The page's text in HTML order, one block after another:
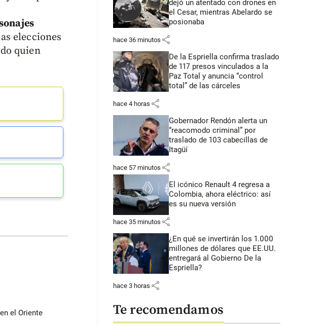
elecciones
quien
el Oriente
dejó un atentado con drones en
el Cesar, mientras Abelardo se
posionaba
hace 36 minutos share
De la Espriella confirma traslado
de 117 presos vinculados a la
Paz Total y anuncia “control
total” de las cárceles
hace 4 horas share
Gobernador Rendón alerta un
“reacomodo criminal” por
traslado de 103 cabecillas de
Itagüí
hace 57 minutos share
El icónico Renault 4 regresa a
Colombia, ahora eléctrico: así
es su nueva versión
hace 35 minutos share
¿En qué se invertirán los 1.000
millones de dólares que EE.UU.
entregará al Gobierno De la
Espriella?
hace 3 horas share
Te recomendamos